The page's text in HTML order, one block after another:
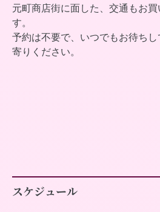
元町商店街に面した、交通もお
す。
予約は不要で、いつでもお待ち
寄りください。
スケジュール